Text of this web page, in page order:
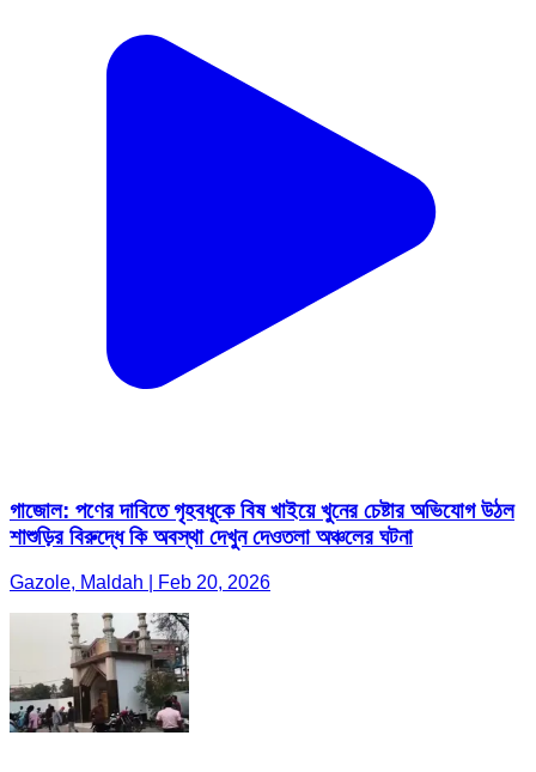
গাজোল: পণের দাবিতে গৃহবধূকে বিষ খাইয়ে খুনের চেষ্টার অভিযোগ উঠল
শাশুড়ির বিরুদ্ধে কি অবস্থা দেখুন দেওতলা অঞ্চলের ঘটনা
Gazole, Maldah | Feb 20, 2026